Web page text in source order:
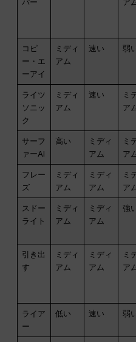
パー ア
コピ
ー・エ
ーアイ
ミディ
アム
速い 弱
ライツ
ソニッ
ク
ミディ
アム
速い
ミ
ア
サーフ
ァーAI
高い
ミディ
アム
ミ
ア
フレー
ズ
ミディ
アム
ミディ
アム
ミ
ア
スドー
ライト
ミディ
アム
ミディ
アム
強
引き出
す
ミディ
アム
ミディ
アム
ミ
ア
ライア
ー
低い 速い 弱